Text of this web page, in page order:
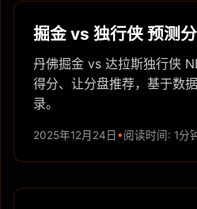
掘金 vs 独行侠 预测
丹佛掘金 vs 达拉斯独行侠
得分、让分盘推荐，基于数
录。
2025年12月24日 阅读时间: 1分